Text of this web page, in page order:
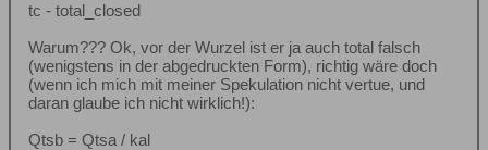
tc - total_closed
Warum??? Ok, vor der Wurzel ist er ja auch total falsch
(wenigstens in der abgedruckten Form), richtig wäre doch
(wenn ich mich mit meiner Spekulation nicht vertue, und
daran glaube ich nicht wirklich!):
Qtsb = Qtsa / kal